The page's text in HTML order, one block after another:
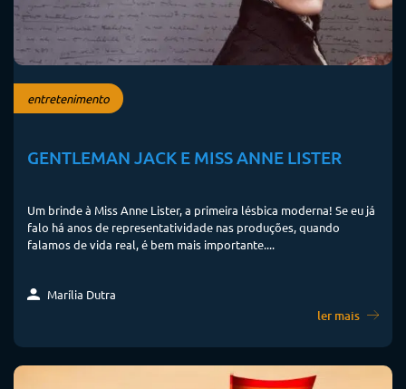
entretenimento
GENTLEMAN JACK E MISS ANNE LISTER
Um brinde à Miss Anne Lister, a primeira lésbica moderna! Se eu já
falo há anos de representatividade nas produções, quando
falamos de vida real, é bem mais importante....
Marília Dutra
ler mais